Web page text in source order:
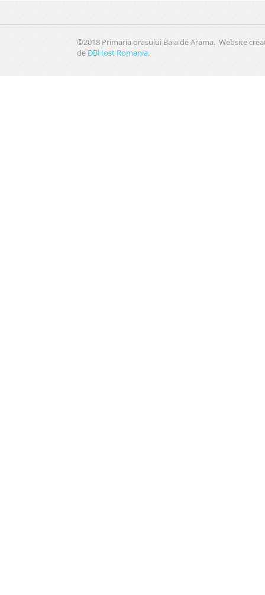
©2018 Primaria orasului Baia de Arama. Website
de DBHost Romania.